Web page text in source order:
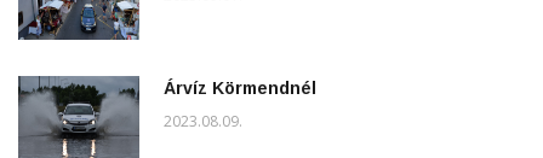
Árvíz Körmendnél
2023.08.09.